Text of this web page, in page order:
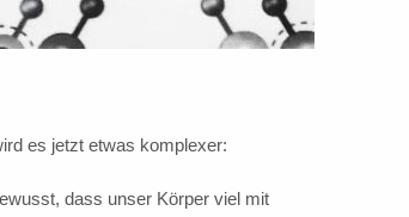
es jetzt etwas komplexer:
dass unser Körper viel mit